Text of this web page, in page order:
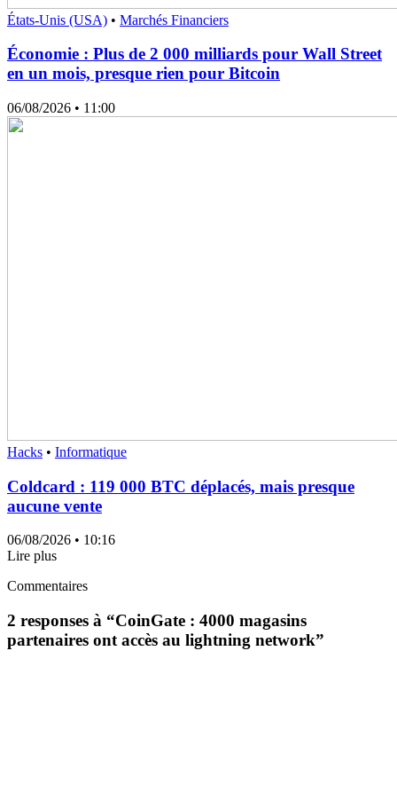
États-Unis (USA) • Marchés Financiers
Économie : Plus de 2 000 milliards pour Wall Street
en un mois, presque rien pour Bitcoin
06/08/2026 • 11:00
Hacks • Informatique
Coldcard : 119 000 BTC déplacés, mais presque
aucune vente
06/08/2026 • 10:16
Lire plus
Commentaires
2 responses à “CoinGate : 4000 magasins
partenaires ont accès au lightning network”